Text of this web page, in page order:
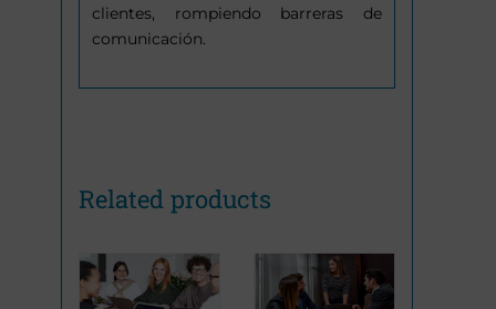
clientes, rompiendo barreras de
comunicación.
Related products